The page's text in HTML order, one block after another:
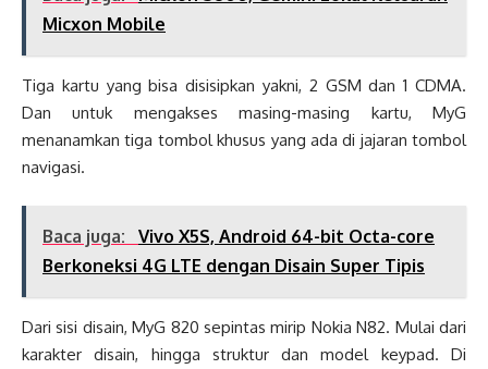
Micxon Mobile
Tiga kartu yang bisa disisipkan yakni, 2 GSM dan 1 CDMA.
Dan untuk mengakses masing-masing kartu, MyG
menanamkan tiga tombol khusus yang ada di jajaran tombol
navigasi.
Baca juga:
Vivo X5S, Android 64-bit Octa-core
Berkoneksi 4G LTE dengan Disain Super Tipis
Dari sisi disain, MyG 820 sepintas mirip Nokia N82. Mulai dari
karakter disain, hingga struktur dan model keypad. Di